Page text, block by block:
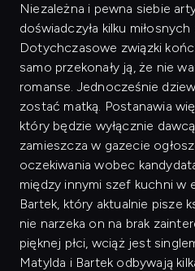
Niezależna i pewna siebie
doświadczyła kilku
Dotychczasowe związki
samo przekonały ją, że nie
romanse. Jednocześnie
zostać matką. Postanawia
który będzie wyłącznie
zamieszcza w gazecie
oczekiwania wobec
między innymi szef kuchni w
Bartek, który aktualnie pisze
nie narzeka on na brak
pięknej płci, wciąż jest
Matylda i Bartek odbywają